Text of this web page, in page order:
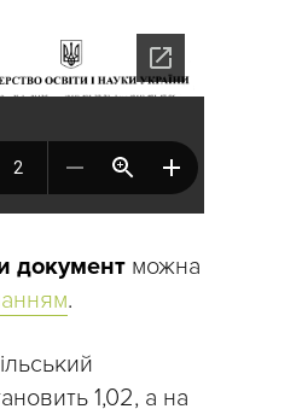
документ можна
.
1,02, а на